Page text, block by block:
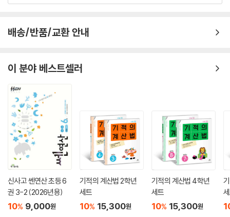
배송/반품/교환 안내
이 분야 베스트셀러
신사고 쎈연산 초등 6
권 3-2 (2026년용)
10% 9,000원
기적의 계산법 2학년
세트
10% 15,300원
기적의 계산법 4학년
세트
10% 15,300원